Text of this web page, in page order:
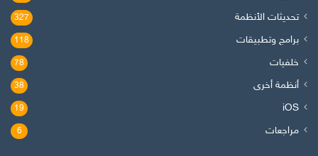
تحديثات الأنظمة 327
برامج وتطبيقات 118
خلفيات 78
أنظمة أخرى 38
iOS
19
مراجعات 6